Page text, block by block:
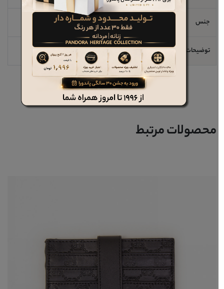
جنس چرم طبیبعی
توضیحات مهم ظرفیت کارت: 10 عدد
محصولات مرتبط